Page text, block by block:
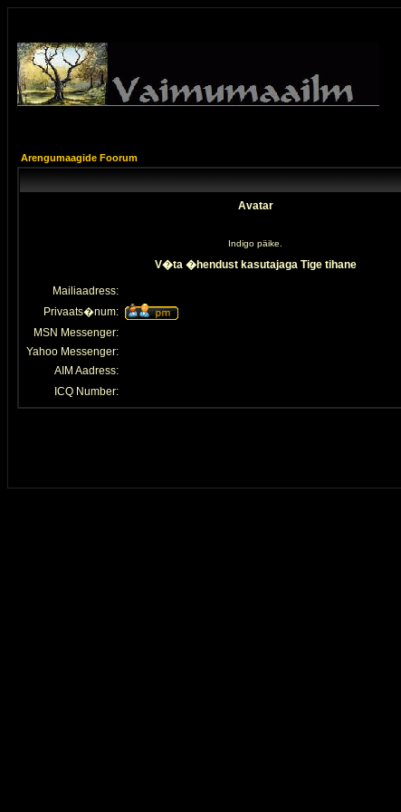
Arengumaagide Foorum
Avatar
Indigo päike.
V�ta �hendust kasutajaga Tige tihane
Mailiaadress:
Privaats�num:
MSN Messenger:
Yahoo Messenger:
AIM Aadress:
ICQ Number: